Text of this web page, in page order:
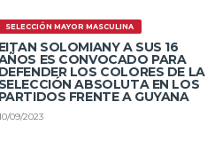
SELECCIÓN MAYOR MASCULINA
EITAN SOLOMIANY A SUS 16
ES CONVOCADO PARA
DEFENDER LOS COLORES DE LA
SELECCIÓN ABSOLUTA EN LOS
PARTIDOS FRENTE A GUYANA
09/2023